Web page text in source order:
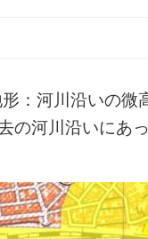
：河川沿いの微
の河川沿いにあ